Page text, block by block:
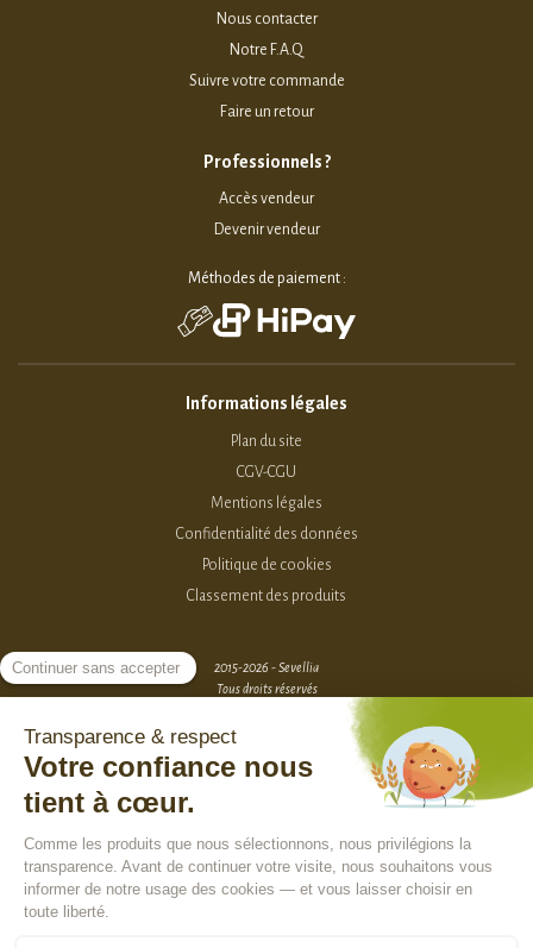
Nous contacter
Notre F.A.Q
Suivre votre commande
Faire un retour
Professionnels ?
Accès vendeur
Devenir vendeur
Méthodes de paiement :
Informations légales
Plan du site
CGV-CGU
Mentions légales
Confidentialité des données
Politique de cookies
Classement des produits
2015-2026 - Sevellia
Tous droits réservés
ACCÈS VENDEURS
CONTACTEZ-NOUS